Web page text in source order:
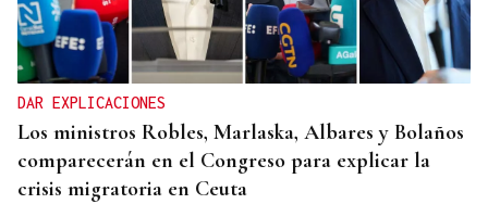
DAR EXPLICACIONES
Los ministros Robles, Marlaska, Albares y Bolaños
comparecerán en el Congreso para explicar la
crisis migratoria en Ceuta